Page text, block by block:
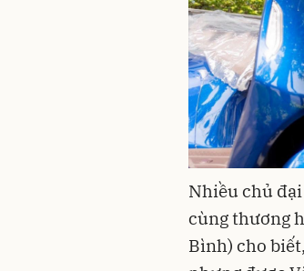
Nhiều chủ
cùng thương
Bình) cho